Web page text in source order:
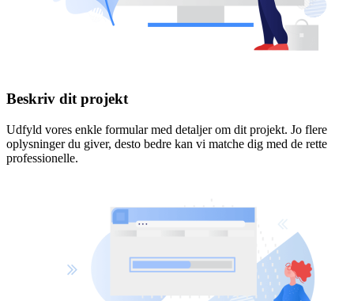
Beskriv dit projekt
Udfyld vores enkle formular med detaljer om dit projekt. Jo flere
oplysninger du giver, desto bedre kan vi matche dig med de rette
professionelle.